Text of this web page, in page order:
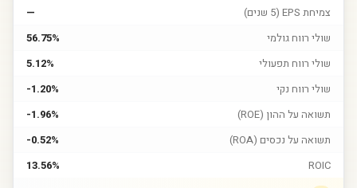
צמיחת EPS (5 שנים)
—
שולי רווח גולמי
56.75%
שולי רווח תפעולי
5.12%
שולי רווח נקי
-1.20%
תשואה על ההון (ROE)
-1.96%
תשואה על נכסים (ROA)
-0.52%
ROIC
13.56%